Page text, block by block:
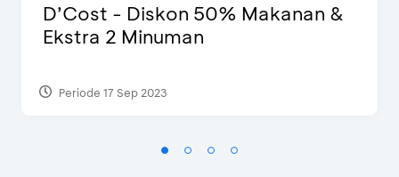
D’Cost - Diskon 50% Makanan &
Ekstra 2 Minuman
Periode 17 Sep 2023